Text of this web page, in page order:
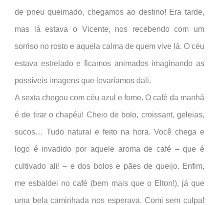
de pneu queimado, chegamos ao destino! Era tarde,
mas lá estava o Vicente, nos recebendo com um
sorriso no rosto e aquela calma de quem vive lá. O céu
estava estrelado e ficamos animados imaginando as
possíveis imagens que levaríamos dali.
A sexta chegou com céu azul e fome. O café da manhã
é de tirar o chapéu! Cheio de bolo, croissant, geleias,
sucos… Tudo natural e feito na hora. Você chega e
logo é invadido por aquele aroma de café – que é
cultivado ali! – e dos bolos e pães de queijo. Enfim,
me esbaldei no café (bem mais que o Elton!), já que
uma bela caminhada nos esperava. Comi sem culpa!